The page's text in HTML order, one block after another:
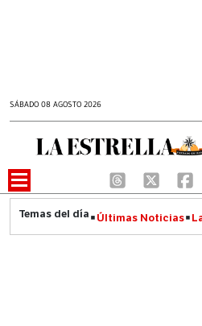
SÁBADO 08 AGOSTO 2026
Últimas Noticias